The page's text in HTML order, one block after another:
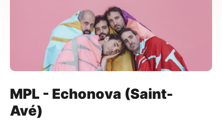
MPL - Echonova (Saint-
Avé)